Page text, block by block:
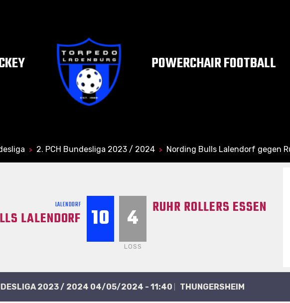
POWERCHAIR FOOTBALL
> 2. PCH Bundesliga 2023 / 2024 > Nording Bulls Lalendorf gegen
LALENDORF
LALENDORF 10 4
LOSS
RUHR ROLLERS ESSEN
2023 / 2024 04/05/2024 - 11:40 THÜNGERSHEIM